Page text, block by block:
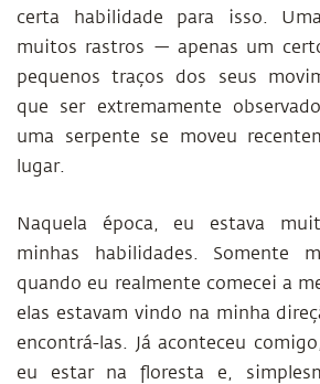
certa habilidade para isso.
muitos rastros — apenas um
pequenos traços dos seus
que ser extremamente
uma serpente se moveu
lugar.
Naquela época, eu estava
minhas habilidades. Somente
quando eu realmente comecei a
elas estavam vindo na minha
encontrá-las. Já aconteceu
eu estar na floresta e,